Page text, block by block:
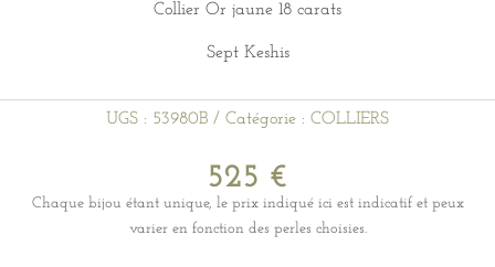
Collier Or jaune 18 carats
Sept Keshis
UGS : 53980B Catégorie : COLLIERS
525 €
Chaque bijou étant unique, le prix indiqué ici est indicatif et peux
varier en fonction des perles choisies.